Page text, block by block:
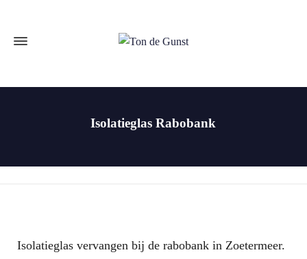
Isolatieglas Rabobank
Isolatieglas vervangen bij de rabobank in Zoetermeer.